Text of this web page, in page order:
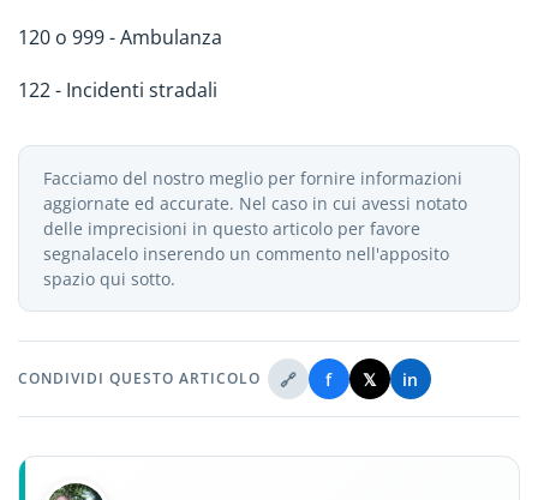
120 o 999 - Ambulanza
122 - Incidenti stradali
Facciamo del nostro meglio per fornire informazioni
aggiornate ed accurate. Nel caso in cui avessi notato
delle imprecisioni in questo articolo per favore
segnalacelo inserendo un commento nell'apposito
spazio qui sotto.
CONDIVIDI QUESTO ARTICOLO 🔗 f 𝕏 in